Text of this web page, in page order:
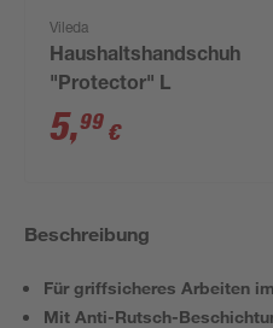
Vileda
Haushaltshandschuh
"Protector" L
5,99 €
Beschreibung
Für griffsicheres Arbeiten
Mit Anti-Rutsch-